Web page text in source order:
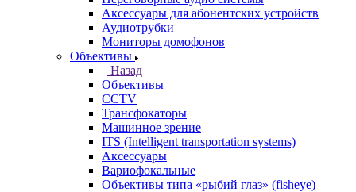
Аксессуары для абонентских устройств
Аудиотрубки
Мониторы домофонов
Объективы
Назад
Объективы
CCTV
Трансфокаторы
Машинное зрение
ITS (Intelligent transportation systems)
Аксессуары
Вариофокальные
Объективы типа «рыбий глаз» (fisheye)